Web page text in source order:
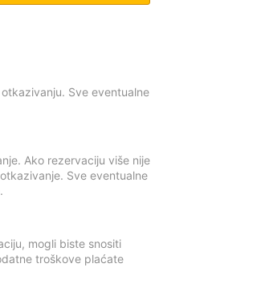
Sve eventualne
Ako rezervaciju više nije
Sve eventualne
mogli biste snositi
troškove plaćate